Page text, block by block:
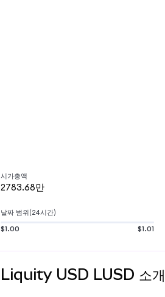
시가총액
2783.68만
날짜 범위(24시간)
$1.00 $1.01
Liquity USD LUSD 소개